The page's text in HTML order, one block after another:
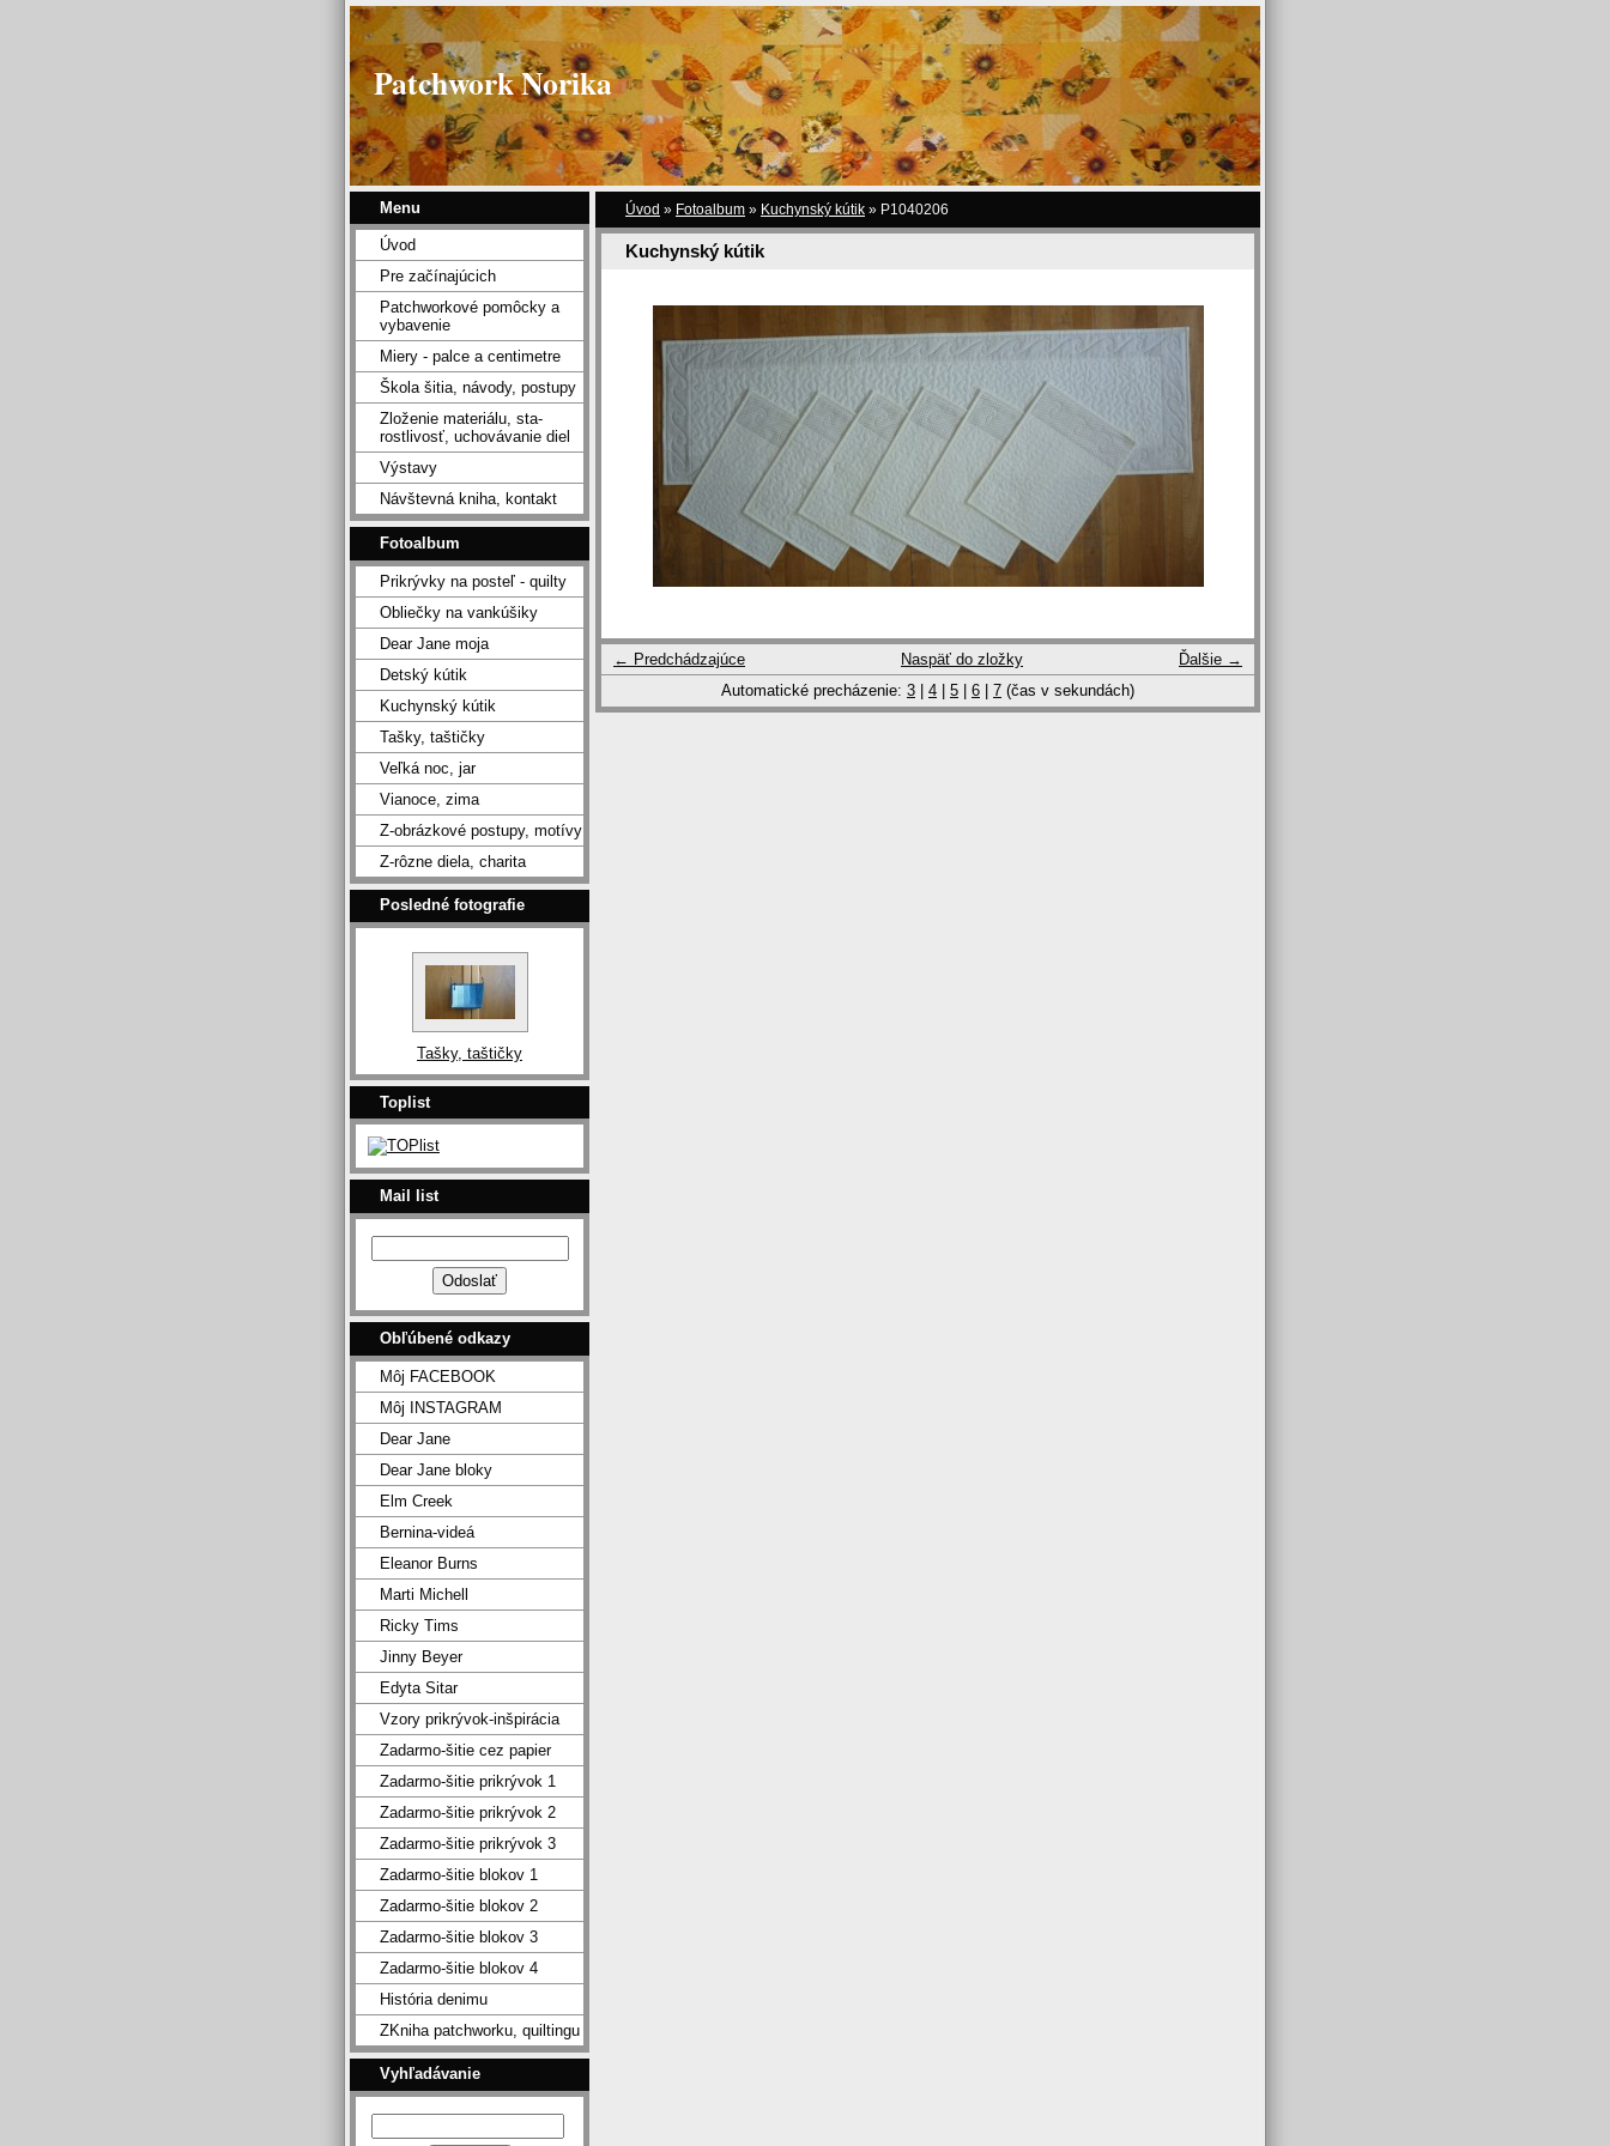
Patchwork Norika
Úvod » Fotoalbum » Kuchynský kútik » P1040206
Kuchynský kútik
← Predchádzajúce Ďalšie →
Naspäť do zložky
Automatické precházenie: 3 4 5 6 7 (čas v sekundách)
Menu
Úvod
Pre začínajúcich
Patchworkové pomôcky a
vybavenie
Miery - palce a centimetre
Škola šitia, návody, postupy
Zloženie materiálu, sta-
rostlivosť, uchovávanie diel
Výstavy
Návštevná kniha, kontakt
Fotoalbum
Prikrývky na posteľ - quilty
Obliečky na vankúšiky
Dear Jane moja
Detský kútik
Kuchynský kútik
Tašky, taštičky
Veľká noc, jar
Vianoce, zima
Z-obrázkové postupy, motívy
Z-rôzne diela, charita
Posledné fotografie
Tašky, taštičky
Toplist
Mail list
Obľúbené odkazy
Môj FACEBOOK
Môj INSTAGRAM
Dear Jane
Dear Jane bloky
Elm Creek
Bernina-videá
Eleanor Burns
Marti Michell
Ricky Tims
Jinny Beyer
Edyta Sitar
Vzory prikrývok-inšpirácia
Zadarmo-šitie cez papier
Zadarmo-šitie prikrývok 1
Zadarmo-šitie prikrývok 2
Zadarmo-šitie prikrývok 3
Zadarmo-šitie blokov 1
Zadarmo-šitie blokov 2
Zadarmo-šitie blokov 3
Zadarmo-šitie blokov 4
História denimu
ZKniha patchworku, quiltingu
Vyhľadávanie